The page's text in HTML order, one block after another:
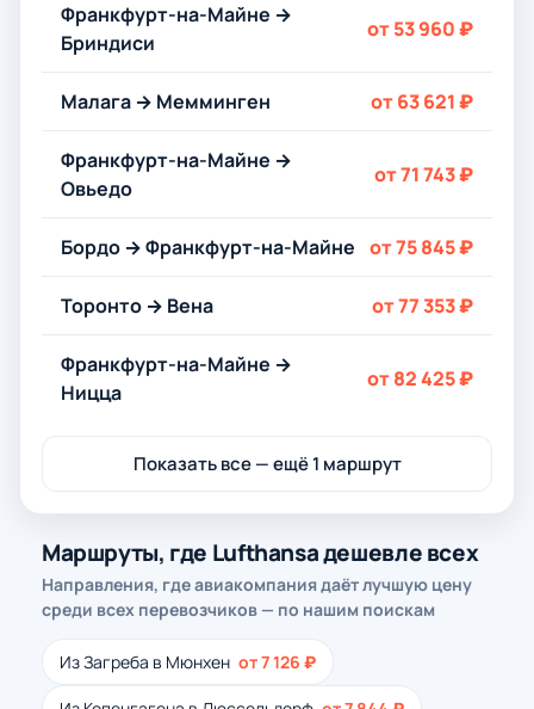
Франкфурт-на-Майне →
Бриндиси
от 53 960 ₽
Малага → Мемминген от 63 621 ₽
Франкфурт-на-Майне →
Овьедо
от 71 743 ₽
Бордо → Франкфурт-на-Майне от 75 845 ₽
Торонто → Вена от 77 353 ₽
Франкфурт-на-Майне →
Ницца
от 82 425 ₽
Показать все — ещё 1 маршрут
Маршруты, где Lufthansa дешевле всех
Направления, где авиакомпания даёт лучшую цену
среди всех перевозчиков — по нашим поискам
Из Загреба в Мюнхен от 7 126 ₽